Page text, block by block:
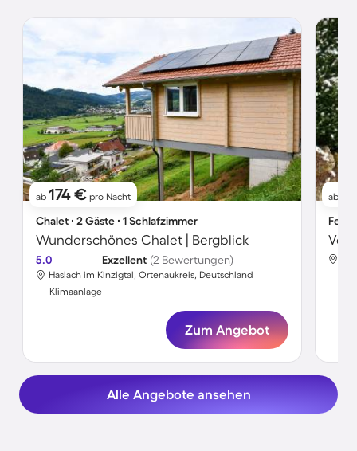
ab 174 € pro Nacht
Chalet ∙ 2 Gäste ∙ 1 Schlafzimmer
Wunderschönes Chalet | Bergblick
5.0 Exzellent (2 Bewertungen)
Haslach im Kinzigtal, Ortenaukreis, Deutschland
Klimaanlage
Zum Angebot
ab
Alle Angebote ansehen